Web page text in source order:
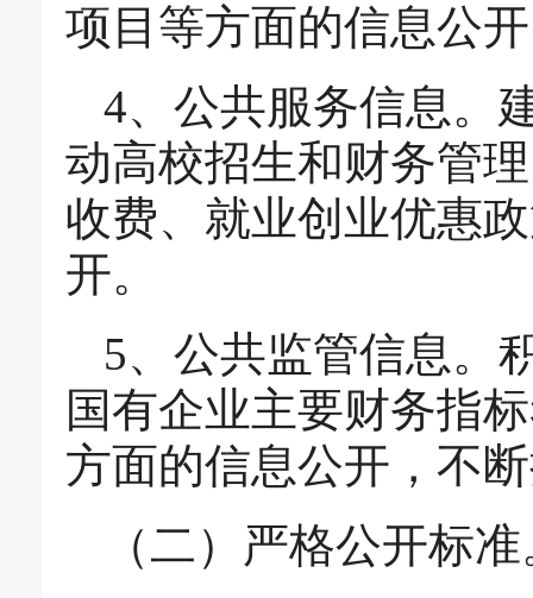
项目等方面的信息公
4、公共服务信息。
动高校招生和财务管
收费、就业创业优惠
开。
5、公共监管信息。
国有企业主要财务指
方面的信息公开，不
（二）严格公开标